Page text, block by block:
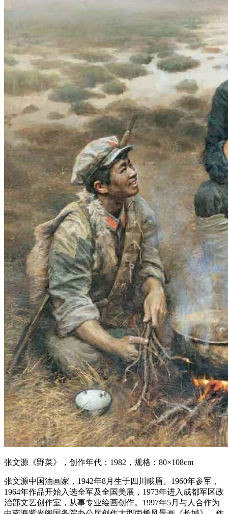
张文源《野菜》，创作年代：1982，规格：80×108cm
张文源中国油画家，1942年8月生于四川峨眉。1960年参军，
1964年作品开始入选全军及全国美展，1973年进入成都军区政
治部文艺创作室，从事专业绘画创作。1997年5月与人合作为